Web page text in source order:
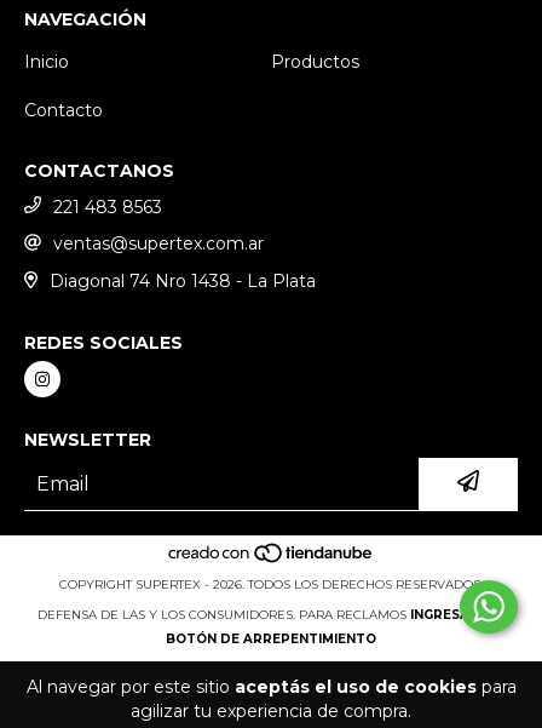
Al navegar por este sitio aceptás el uso de cookiespara
agilizar tu experiencia de compra.
NAVEGACIÓN
Inicio
Productos
Contacto
CONTACTANOS
221 483 8563
ventas@supertex.com.ar
Diagonal 74 Nro 1438 - La Plata
REDES SOCIALES
NEWSLETTER
COPYRIGHT SUPERTEX - 2026. TODOS LOS DERECHOS RESERVADOS.
DEFENSA DE LAS Y LOS CONSUMIDORES. PARA RECLAMOS
INGRESÁ ACÁ.
BOTÓN DE ARREPENTIMIENTO